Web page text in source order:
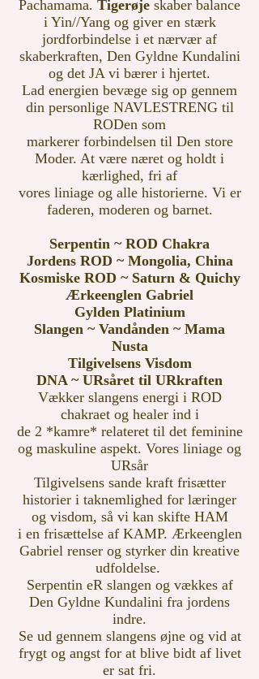
Pachamama. Tigerøje skaber balance
i Yin//Yang og giver en stærk
jordforbindelse i et nærvær af
skaberkraften, Den Gyldne Kundalini
og det JA vi bærer i hjertet.
Lad energien bevæge sig op gennem
din personlige NAVLESTRENG til
RODen som
markerer forbindelsen til Den store
Moder. At være næret og holdt i
kærlighed, fri af
vores liniage og alle historierne. Vi er
faderen, moderen og barnet.
Serpentin ~ ROD Chakra
Jordens ROD ~ Mongolia, China
Kosmiske ROD ~ Saturn & Quichy
Ærkeenglen Gabriel
Gylden Platinium
Slangen ~ Vandånden ~ Mama
Nusta
Tilgivelsens Visdom
DNA ~ URsåret til URkraften
Vækker slangens energi i ROD
chakraet og healer ind i
de 2 *kamre* relateret til det feminine
og maskuline aspekt. Vores liniage og
URsår
Tilgivelsens sande kraft frisætter
historier i taknemlighed for læringer
og visdom, så vi kan skifte HAM
i en frisættelse af KAMP. Ærkeenglen
Gabriel renser og styrker din kreative
udfoldelse.
Serpentin eR slangen og vækkes af
Den Gyldne Kundalini fra jordens
indre.
Se ud gennem slangens øjne og vid at
frygt og angst for at blive bidt af livet
er sat fri.